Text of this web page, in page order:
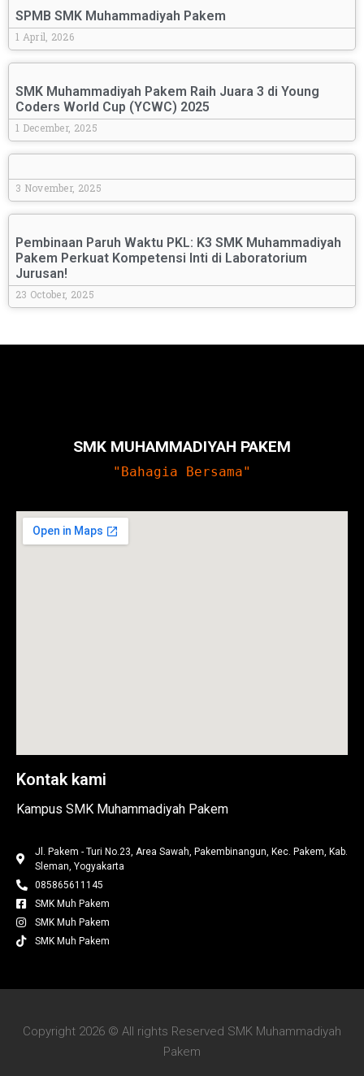
SPMB SMK Muhammadiyah Pakem
1 April, 2026
SMK Muhammadiyah Pakem Raih Juara 3 di Young
Coders World Cup (YCWC) 2025
1 December, 2025
3 November, 2025
Pembinaan Paruh Waktu PKL: K3 SMK Muhammadiyah
Pakem Perkuat Kompetensi Inti di Laboratorium
Jurusan!
23 October, 2025
SMK MUHAMMADIYAH PAKEM
"Bahagia Bersama"
Kontak kami
Kampus SMK Muhammadiyah Pakem
Jl. Pakem - Turi No.23, Area Sawah, Pakembinangun, Kec. Pakem, Kab.
Sleman, Yogyakarta
085865611145
SMK Muh Pakem
SMK Muh Pakem
SMK Muh Pakem
Copyright 2026 © All rights Reserved SMK Muhammadiyah
Pakem